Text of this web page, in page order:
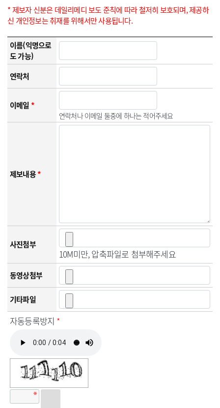
* 제보자 신분은 데일리메디 보도 준칙에 따라 철저히 보호되며, 제공하
신 개인정보는 취재를 위해서만 사용됩니다.
이름(익명으로
도 가능)
연락처
이메일*
연락처나 이메일 둘중에 하나는 적어주세요
제보내용*
사진첨부
10M미만, 압축파일로 첨부해주세요
동영상첨부
기타파일
자동등록방지 *